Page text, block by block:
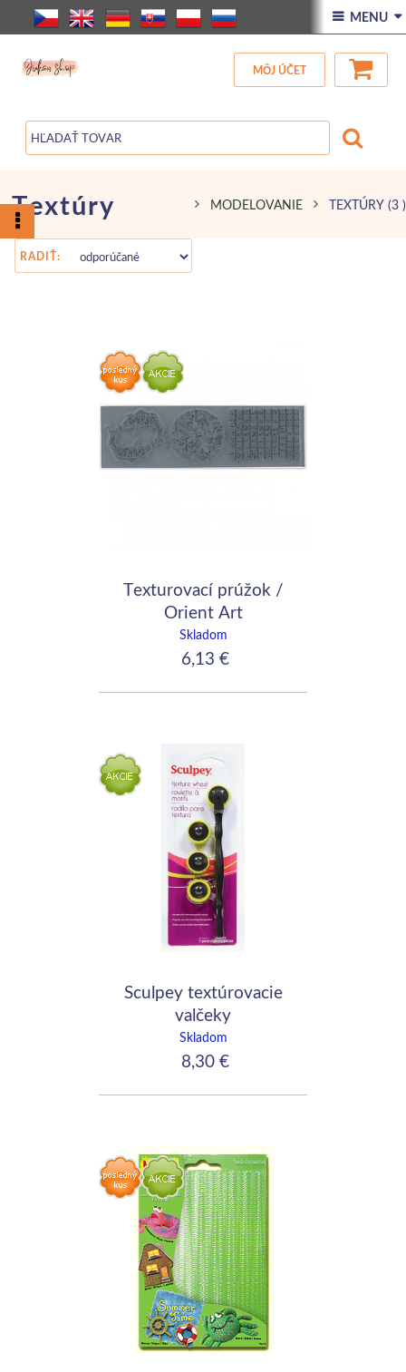
ÚVOD
VŠETOK TOVAR
ZĽAVA BLOG
 MENU 
MÔJ ÚČET
MODELOVANIE TEXTÚRY (3 )
Textúry
RADIŤ:
Texturovací prúžok /
Orient Art
Skladom
6,13 €
Sculpey textúrovacie
valčeky
Skladom
8,30 €